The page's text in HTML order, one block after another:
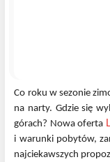
Co roku w sezonie
na narty. Gdzie się
górach? Nowa oferta
i warunki pobytów,
najciekawszych